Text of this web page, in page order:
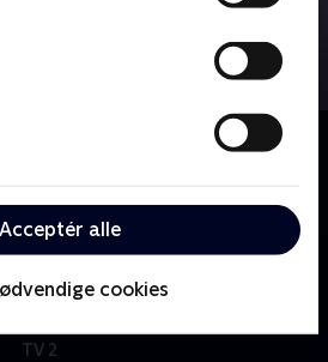
Acceptér alle
cookies
TV 2